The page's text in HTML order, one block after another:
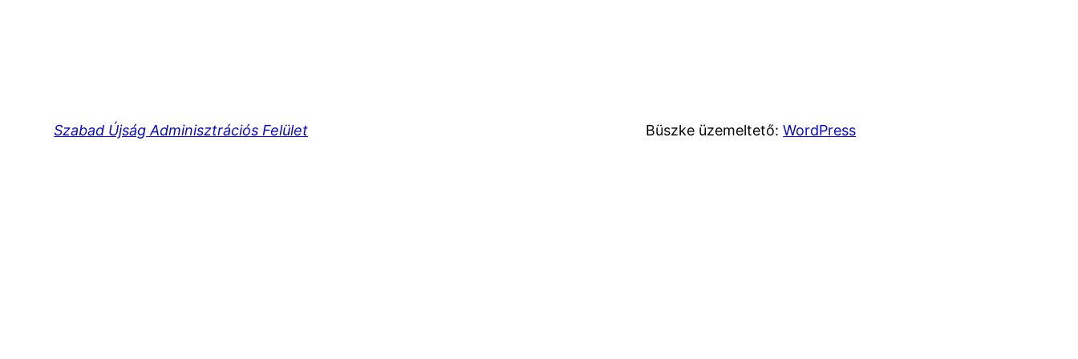
Szabad Újság Adminisztrációs Felület Büszke üzemeltető:WordPress